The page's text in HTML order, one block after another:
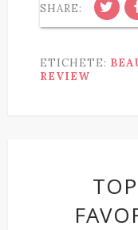
SHARE:
ETICHETE:
REVIEW